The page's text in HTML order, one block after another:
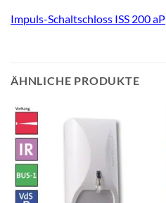
Impuls-Schaltschloss ISS 200 aP
ÄHNLICHE PRODUKTE